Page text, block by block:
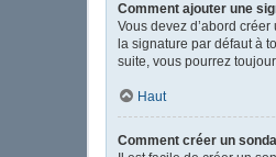
Comment ajouter une
Vous devez d’abord
la signature par défaut à
suite, vous pourrez
Haut
Comment créer un